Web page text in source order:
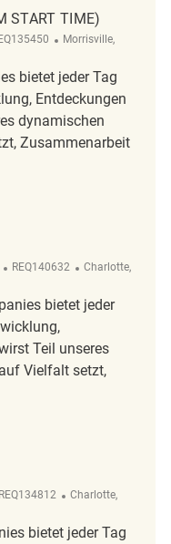
START TIME)
Ort
Morrisville,
bietet jeder Tag
Entdeckungen
dynamischen
Zusammenarbeit
TIME) REQ135450
ReqId
REQ140632 Ort
Charlotte,
bietet jeder
Teil unseres
Vielfalt setzt,
ReqId
REQ134812 Ort
Charlotte,
bietet jeder Tag